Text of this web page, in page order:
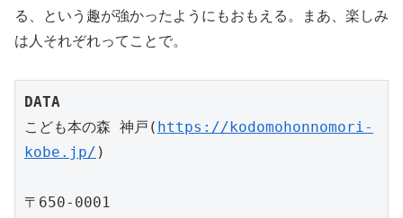
る、という趣が強かったようにもおもえる。まあ、楽しみ
は人それぞれってことで。
DATA
こども本の森 神戸( https://kodomohonnomori-
kobe.jp/ )
〒650-0001